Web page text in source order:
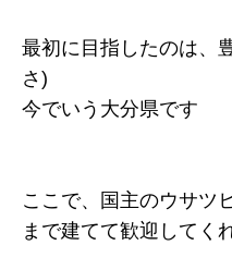
最初に目指したのは、
さ)
今でいう大分県です
ここで、国主のウサツ
まで建てて歓迎してく